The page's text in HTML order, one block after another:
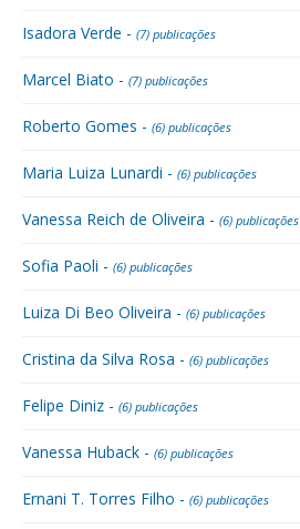
Isadora Verde - (7) publicações
Marcel Biato - (7) publicações
Roberto Gomes - (6) publicações
Maria Luiza Lunardi - (6) publicações
Vanessa Reich de Oliveira - (6) publicações
Sofia Paoli - (6) publicações
Luiza Di Beo Oliveira - (6) publicações
Cristina da Silva Rosa - (6) publicações
Felipe Diniz - (6) publicações
Vanessa Huback - (6) publicações
Ernani T. Torres Filho - (6) publicações